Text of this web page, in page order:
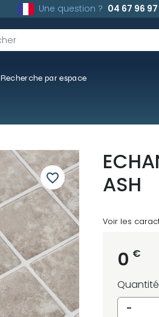
Une question ? 04 67 96
Recherche par espace
favorite_border
ASH
Voir les
0 €
Quantité
-